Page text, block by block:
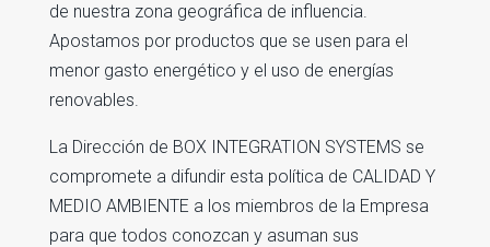
de nuestra zona geográfica de influencia.
Apostamos por productos que se usen para el
menor gasto energético y el uso de energías
renovables.
La Dirección de BOX INTEGRATION SYSTEMS se
compromete a difundir esta política de CALIDAD Y
MEDIO AMBIENTE a los miembros de la Empresa
para que todos conozcan y asuman sus